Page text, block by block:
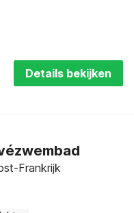
Details bekijken
Frankrijk